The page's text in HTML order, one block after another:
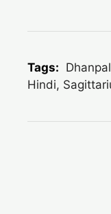
Tags:
Hindi,